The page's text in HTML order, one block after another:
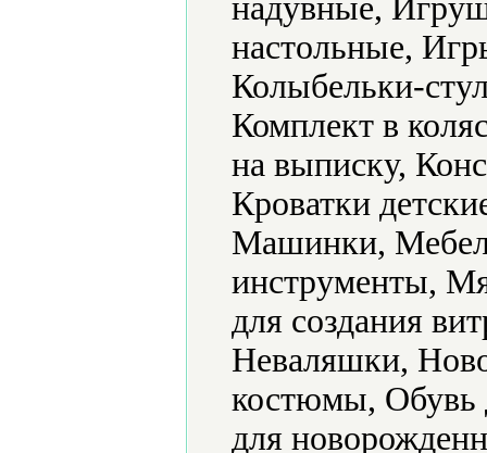
надувные,
настольные,
Колыбельки-
Комплект в
на выписку,
Кроватки
Машинки,
инструменты,
для создания
Неваляшки,
костюмы, Обувь
для